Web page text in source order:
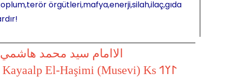
örgütleri,mafya,enerji,silah,ilaç,gıda
الاامام سيد محمد
𐰃𐰠𐰯 S.Muhammed Kayaalp El-Haşimi (Musevi) Ks 𐰃𐰠𐰯